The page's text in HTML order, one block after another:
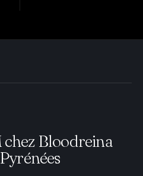
Bloodreina